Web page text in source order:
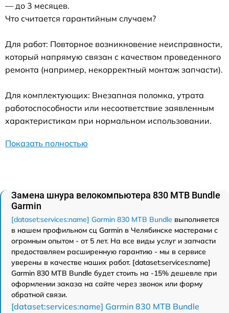
— до 3 месяцев.
Что считается гарантийным случаем?
Для работ: Повторное возникновение неисправности,
который напрямую связан с качеством проведенного
ремонта (например, некорректный монтаж запчасти).
Для комплектующих: Внезапная поломка, утрата
работоспособности или несоответствие заявленным
характеристикам при нормальном использовании.
Показать полностью
Замена шнура велокомпьютера 830 MTB Bundle
Garmin
[dataset:services:name] Garmin 830 MTB Bundle выполняется
в нашем профильном сц Garmin в Челябинске мастерами с
огромным опытом - от 5 лет. На все виды услуг и запчасти
предоставляем расширенную гарантию - мы в сервисе
уверены в качестве наших работ. [dataset:services:name]
Garmin 830 MTB Bundle будет стоить на -15% дешевле при
оформлении заказа на сайте через звонок или форму
обратной связи.
[dataset:services:name] Garmin 830 MTB Bundle